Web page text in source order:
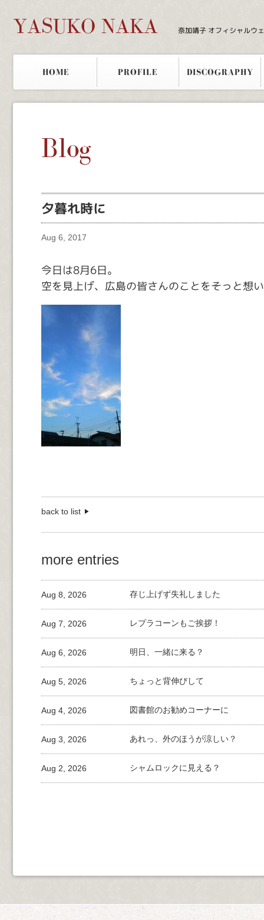
YASUKO NAKA 奈加靖子 オフィシャルウ
HOME PROFILE DISCOGRAPHY
Blog
夕暮れ時に
Aug 6, 2017
今日は8月6日。
空を見上げ、広島の皆さんのことをそっと想
back to list
more entries
存じ上げず失礼しました
Aug 8, 2026
レプラコーンもご挨拶！
Aug 7, 2026
明日、一緒に来る？
Aug 6, 2026
ちょっと背伸びして
Aug 5, 2026
図書館のお勧めコーナーに
Aug 4, 2026
あれっ、外のほうが涼しい？
Aug 3, 2026
シャムロックに見える？
Aug 2, 2026